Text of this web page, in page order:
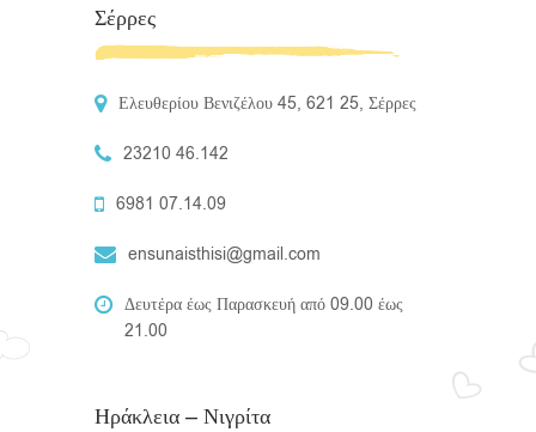
Σέρρες
Ελευθερίου Βενιζέλου 45, 621 25, Σέρρες
23210 46.142
6981 07.14.09
ensunaisthisi@gmail.com
Δευτέρα έως Παρασκευή από 09.00 έως
21.00
Ηράκλεια – Νιγρίτα